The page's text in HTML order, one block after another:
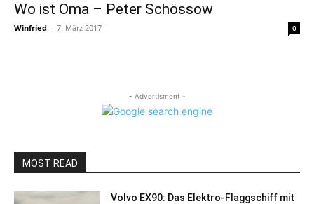
Wo ist Oma – Peter Schössow
Winfried - 7. März 2017 0
- Advertisment -
MOST READ
Volvo EX90: Das Elektro-Flaggschiff mit